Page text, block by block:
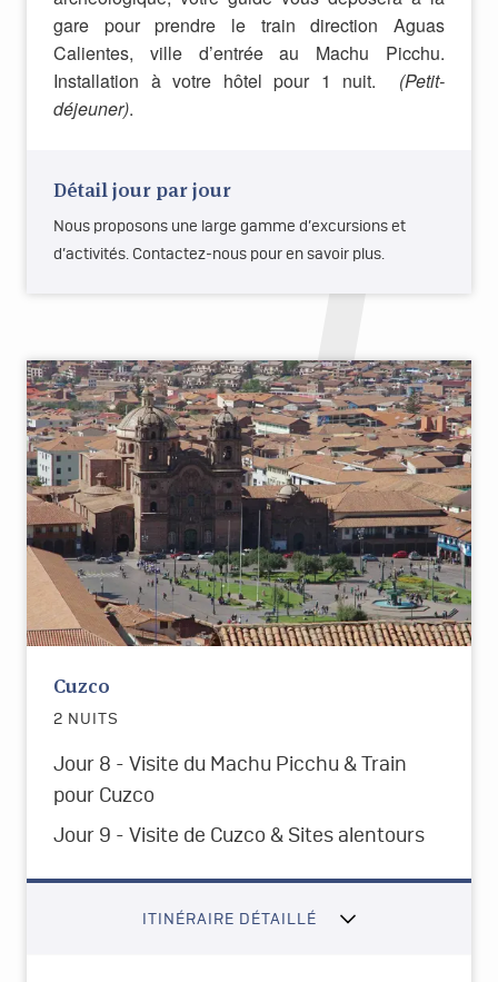
gare pour prendre le train direction Aguas
Calientes, ville d’entrée au Machu Picchu.
Installation à votre hôtel pour 1 nuit.
(Petit-
déjeuner).
Détail jour par jour
Nous proposons une large gamme d’excursions et
d’activités. Contactez-nous pour en savoir plus.
Cuzco
2 NUITS
Jour 8 - Visite du Machu Picchu & Train
pour Cuzco
Jour 9 - Visite de Cuzco & Sites alentours
ITINÉRAIRE DÉTAILLÉ